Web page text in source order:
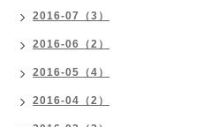
2016-07（3）
2016-06（2）
2016-05（4）
2016-04（2）